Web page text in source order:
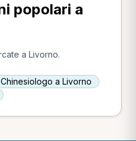
popolari a
a Livorno.
Chinesiologo a Livorno